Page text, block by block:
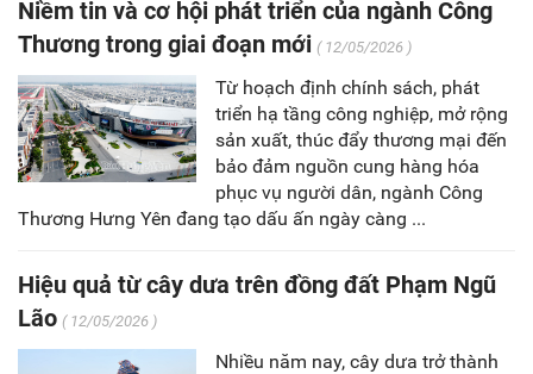
Niềm tin và cơ hội phát triển của ngành Công
Thương trong giai đoạn mới ( 12/05/2026 )
Từ hoạch định chính sách, phát
triển hạ tầng công nghiệp, mở rộng
sản xuất, thúc đẩy thương mại đến
bảo đảm nguồn cung hàng hóa
phục vụ người dân, ngành Công
Thương Hưng Yên đang tạo dấu ấn ngày càng ...
Hiệu quả từ cây dưa trên đồng đất Phạm Ngũ
Lão ( 12/05/2026 )
Nhiều năm nay, cây dưa trở thành